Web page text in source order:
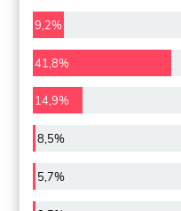
9,2%
41,8%
14,9%
8,5%
5,7%